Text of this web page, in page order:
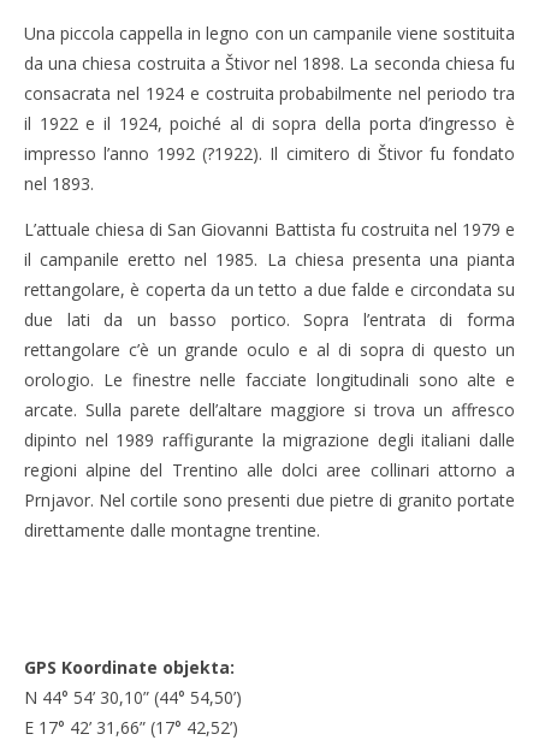
Una piccola cappella in legno con un campanile viene sostituita
da una chiesa costruita a Štivor nel 1898. La seconda chiesa fu
consacrata nel 1924 e costruita probabilmente nel periodo tra
il 1922 e il 1924, poiché al di sopra della porta d’ingresso è
impresso l’anno 1992 (?1922). Il cimitero di Štivor fu fondato
nel 1893.
L’attuale chiesa di San Giovanni Battista fu costruita nel 1979 e
il campanile eretto nel 1985. La chiesa presenta una pianta
rettangolare, è coperta da un tetto a due falde e circondata su
due lati da un basso portico. Sopra l’entrata di forma
rettangolare c’è un grande oculo e al di sopra di questo un
orologio. Le finestre nelle facciate longitudinali sono alte e
arcate. Sulla parete dell’altare maggiore si trova un affresco
dipinto nel 1989 raffigurante la migrazione degli italiani dalle
regioni alpine del Trentino alle dolci aree collinari attorno a
Prnjavor. Nel cortile sono presenti due pietre di granito portate
direttamente dalle montagne trentine.
GPS Koordinate objekta:
N 44° 54’ 30,10” (44° 54,50’)
E 17° 42’ 31,66” (17° 42,52’)